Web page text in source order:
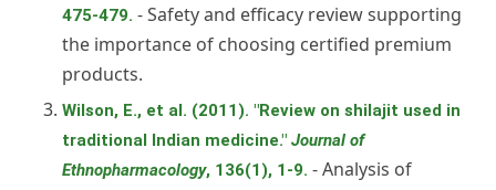
475-479. - Safety and efficacy review supporting
the importance of choosing certified premium
products.
Wilson, E., et al. (2011). "Review on shilajit used in
traditional Indian medicine." Journal of
Ethnopharmacology, 136(1), 1-9. - Analysis of